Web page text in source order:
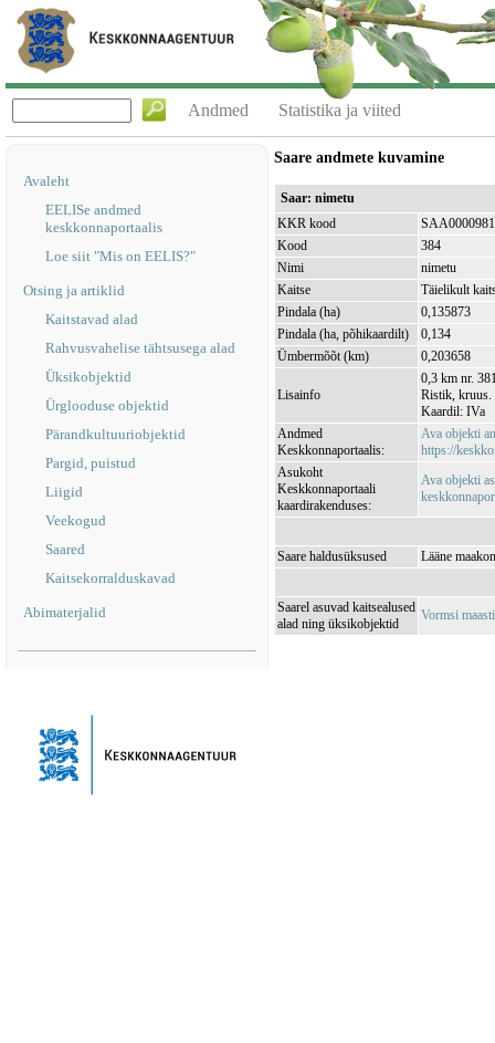
Andmed Statistika ja viited
Avaleht
EELISe andmed
keskkonnaportaalis
Loe siit "Mis on EELIS?"
Otsing ja artiklid
Kaitstavad alad
Rahvusvahelise tähtsusega alad
Üksikobjektid
Ürglooduse objektid
Pärandkultuuriobjektid
Pargid, puistud
Liigid
Veekogud
Saared
Kaitsekorralduskavad
Abimaterjalid
Saare andmete kuvamine
Saar: nimetu
KKR kood
SAA0000981
Kood
384
Nimi
nimetu
Kaitse
Täielikult
Pindala (ha)
0,135873
Pindala (ha, põhikaardilt)
0,134
Ümbermõõt (km)
0,203658
Lisainfo
0,3 km nr.
Ristik, kruus.
Kaardil: IVa
Andmed
Keskkonnaportaalis:
Ava objekti
https://
Asukoht
Keskkonnaportaali
kaardirakenduses:
Ava objekti
Saare haldusüksused Lääne
Saarel asuvad kaitsealused
alad ning üksikobjektid
Vormsi